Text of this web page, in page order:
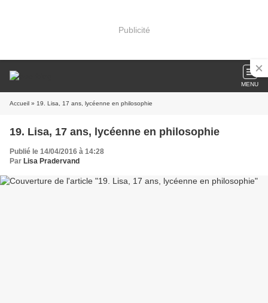
Publicité
MENU
Accueil » 19. Lisa, 17 ans, lycéenne en philosophie
19. Lisa, 17 ans, lycéenne en philosophie
Publié le 14/04/2016 à 14:28
Par Lisa Pradervand